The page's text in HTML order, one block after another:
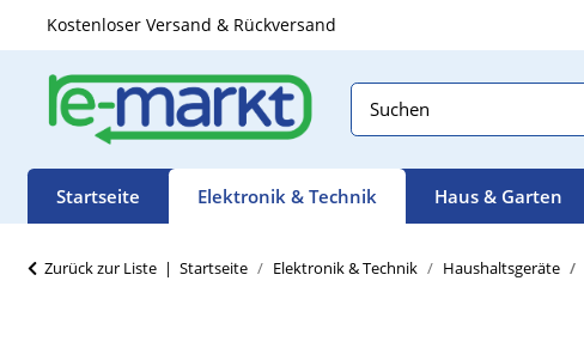
Kostenloser Versand & Rückversand
Startseite Elektronik & Technik Haus & Garten
Zurück zur Liste Startseite Elektronik & Technik Haushaltsgeräte